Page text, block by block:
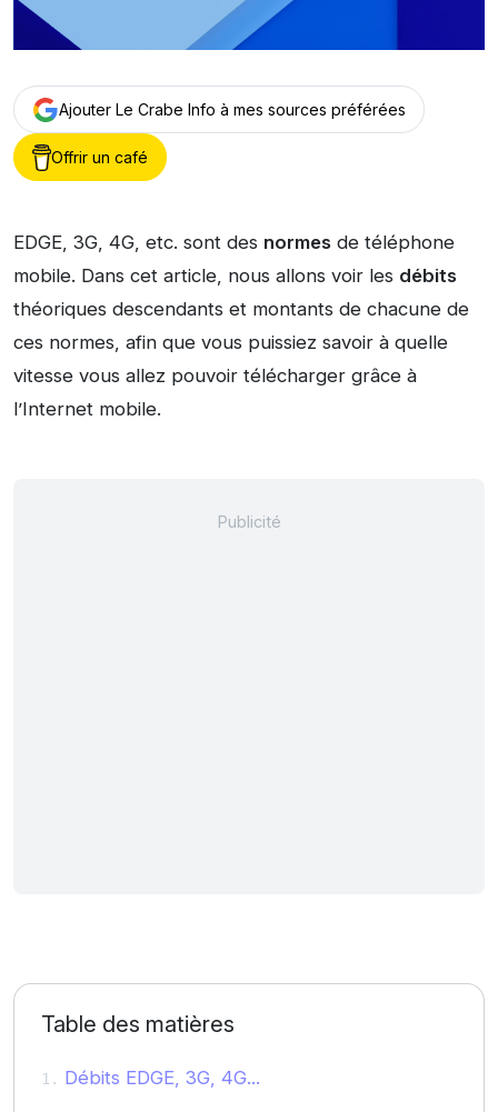
Ajouter Le Crabe Info à mes sources préférées
Offrir un café
EDGE, 3G, 4G, etc. sont des normes de téléphone
mobile. Dans cet article, nous allons voir les débits
théoriques descendants et montants de chacune de
ces normes, afin que vous puissiez savoir à quelle
vitesse vous allez pouvoir télécharger grâce à
l’Internet mobile.
Table des matières
Débits EDGE, 3G, 4G...